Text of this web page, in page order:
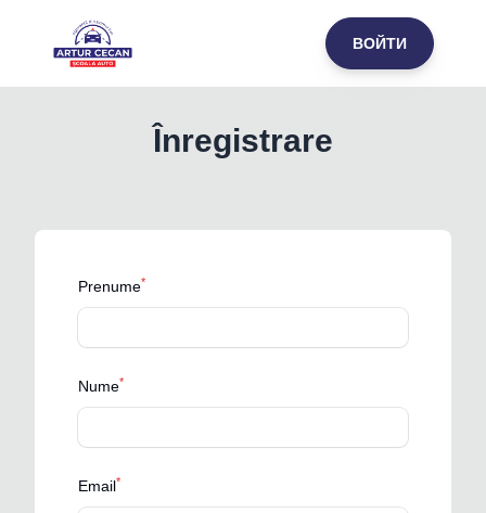
ВОЙТИ
Înregistrare
Prenume*
Nume*
Email*